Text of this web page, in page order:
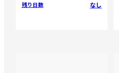
残り日数 なし